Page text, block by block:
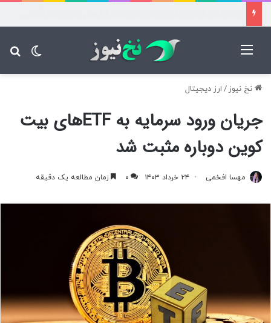
نخ نیوز / ارز دیجیتال
جریان ورود سرمایه به ETFهای بیت
کوین دوباره مثبت شد
مهسا افخمی ۲۴ خرداد ۱۴۰۳ ۰ زمان مطالعه یک دقیقه